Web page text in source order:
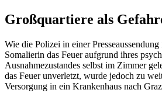
Großquartiere als
Wie die Polizei in einer
Somalierin das Feuer aufgrund ihres
Ausnahmezustandes selbst im Zimmer
das Feuer unverletzt, wurde jedoch zu
Versorgung in ein Krankenhaus nach